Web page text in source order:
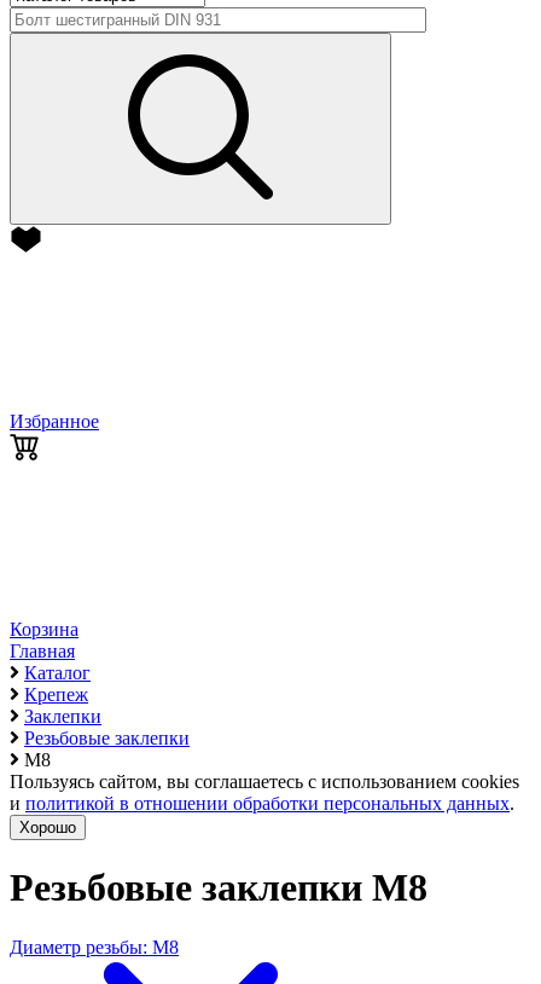
Избранное
Корзина
Главная
Каталог
Крепеж
Заклепки
Резьбовые заклепки
М8
Пользуясь сайтом, вы соглашаетесь с использованием cookies
и политикой в отношении обработки персональных данных.
Хорошо
Резьбовые заклепки М8
Диаметр резьбы: М8